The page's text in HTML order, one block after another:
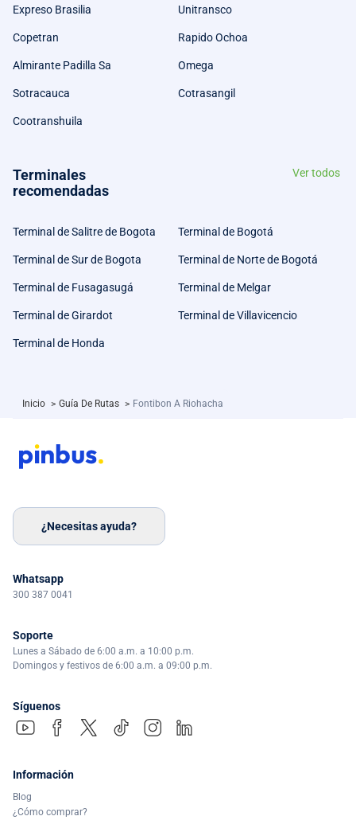
Expreso Brasilia Unitransco
Copetran Rapido Ochoa
Almirante Padilla Sa Omega
Sotracauca Cotrasangil
Cootranshuila
Terminales
recomendadas
Ver todos
Terminal de Salitre de Bogota Terminal de Bogotá
Terminal de Sur de Bogota Terminal de Norte de Bogotá
Terminal de Fusagasugá Terminal de Melgar
Terminal de Girardot Terminal de Villavicencio
Terminal de Honda
Inicio > Guía De Rutas > Fontibon A Riohacha
¿Necesitas ayuda?
Whatsapp
300 387 0041
Soporte
Lunes a Sábado de 6:00 a.m. a 10:00 p.m.
Domingos y festivos de 6:00 a.m. a 09:00 p.m.
Síguenos
Información
Blog
¿Cómo comprar?